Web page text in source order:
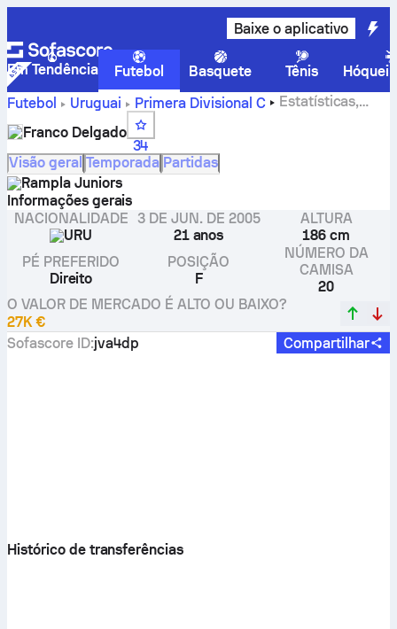
Baixe o aplicativo
Em Tendência Futebol Basquete Tênis
Hóquei
Futebol
Uruguai Primera Divisional C
Estatísticas,
avaliações e gols do Franco Delgado
Franco Delgado
34
Visão geral Temporada Partidas
Rampla Juniors
Informações gerais
NACIONALIDADE
URU
3 DE JUN. DE 2005
21 anos
ALTURA
186 cm
PÉ PREFERIDO
Direito
POSIÇÃO
F
NÚMERO DA
CAMISA
20
O VALOR DE MERCADO É ALTO OU BAIXO?
27K €
Sofascore ID:jva4dp Compartilhar
Histórico de transferências